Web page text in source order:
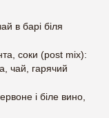
в барі біля
соки (post mix):
чай, гарячий
і біле вино,